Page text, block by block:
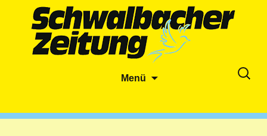
Menü
Suche